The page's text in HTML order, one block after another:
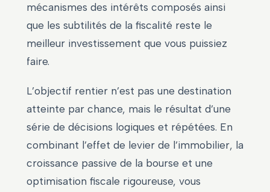
mécanismes des intérêts composés ainsi
que les subtilités de la fiscalité reste le
meilleur investissement que vous puissiez
faire.
L’objectif rentier n’est pas une destination
atteinte par chance, mais le résultat d’une
série de décisions logiques et répétées. En
combinant l’effet de levier de l’immobilier, la
croissance passive de la bourse et une
optimisation fiscale rigoureuse, vous